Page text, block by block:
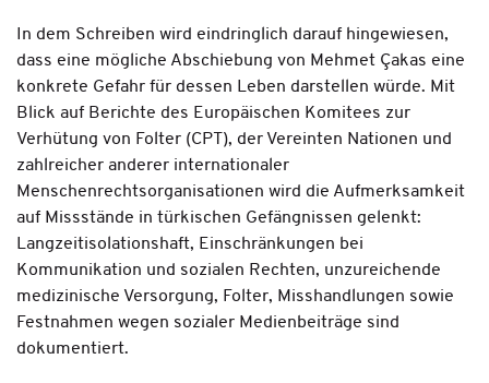
In dem Schreiben wird eindringlich darauf hingewiesen,
dass eine mögliche Abschiebung von Mehmet Çakas eine
konkrete Gefahr für dessen Leben darstellen würde. Mit
Blick auf Berichte des Europäischen Komitees zur
Verhütung von Folter (CPT), der Vereinten Nationen und
zahlreicher anderer internationaler
Menschenrechtsorganisationen wird die Aufmerksamkeit
auf Missstände in türkischen Gefängnissen gelenkt:
Langzeitisolationshaft, Einschränkungen bei
Kommunikation und sozialen Rechten, unzureichende
medizinische Versorgung, Folter, Misshandlungen sowie
Festnahmen wegen sozialer Medienbeiträge sind
dokumentiert.